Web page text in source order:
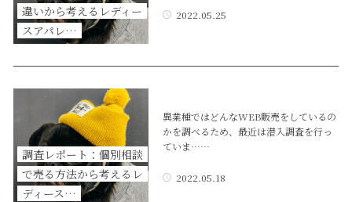
違いから考えるレディー
スアパレ…
2022.05.25
調査レポート：個別相談
で売る方法から考えるレ
ディース…
異業種ではどんなWEB販売をしているの
かを調べるため、最近は潜入調査を行っ
ていま……
2022.05.18